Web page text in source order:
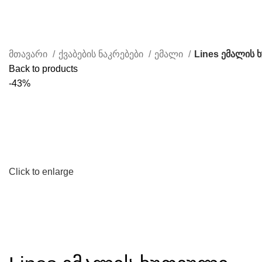
მთავარი ქვაბების ნაკრებები ემალი
Lines ემალის
Back to products
-43%
Click to enlarge